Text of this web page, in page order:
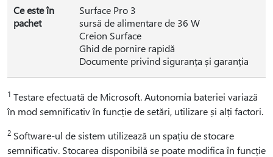
Ce este în
pachet
Surface Pro 3
sursă de alimentare de 36 W
Creion Surface
Ghid de pornire rapidă
Documente privind siguranța și garanția
1 Testare efectuată de Microsoft. Autonomia bateriei variază
în mod semnificativ în funcție de setări, utilizare și alți factori.
2 Software-ul de sistem utilizează un spațiu de stocare
semnificativ. Stocarea disponibilă se poate modifica în funcție